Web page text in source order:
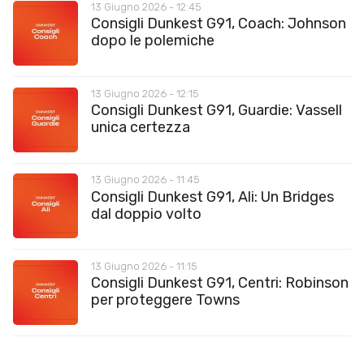
13 Giugno 2026 - 12:45
Consigli Dunkest G91, Coach: Johnson
dopo le polemiche
13 Giugno 2026 - 12:15
Consigli Dunkest G91, Guardie: Vassell
unica certezza
13 Giugno 2026 - 11:45
Consigli Dunkest G91, Ali: Un Bridges
dal doppio volto
13 Giugno 2026 - 11:15
Consigli Dunkest G91, Centri: Robinson
per proteggere Towns